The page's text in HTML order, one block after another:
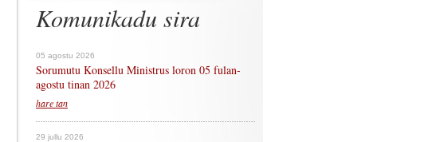
Komunikadu sira
05 agostu 2026
Sorumutu Konsellu Ministrus loron 05 fulan-
agostu tinan 2026
hare tan
29 jullu 2026